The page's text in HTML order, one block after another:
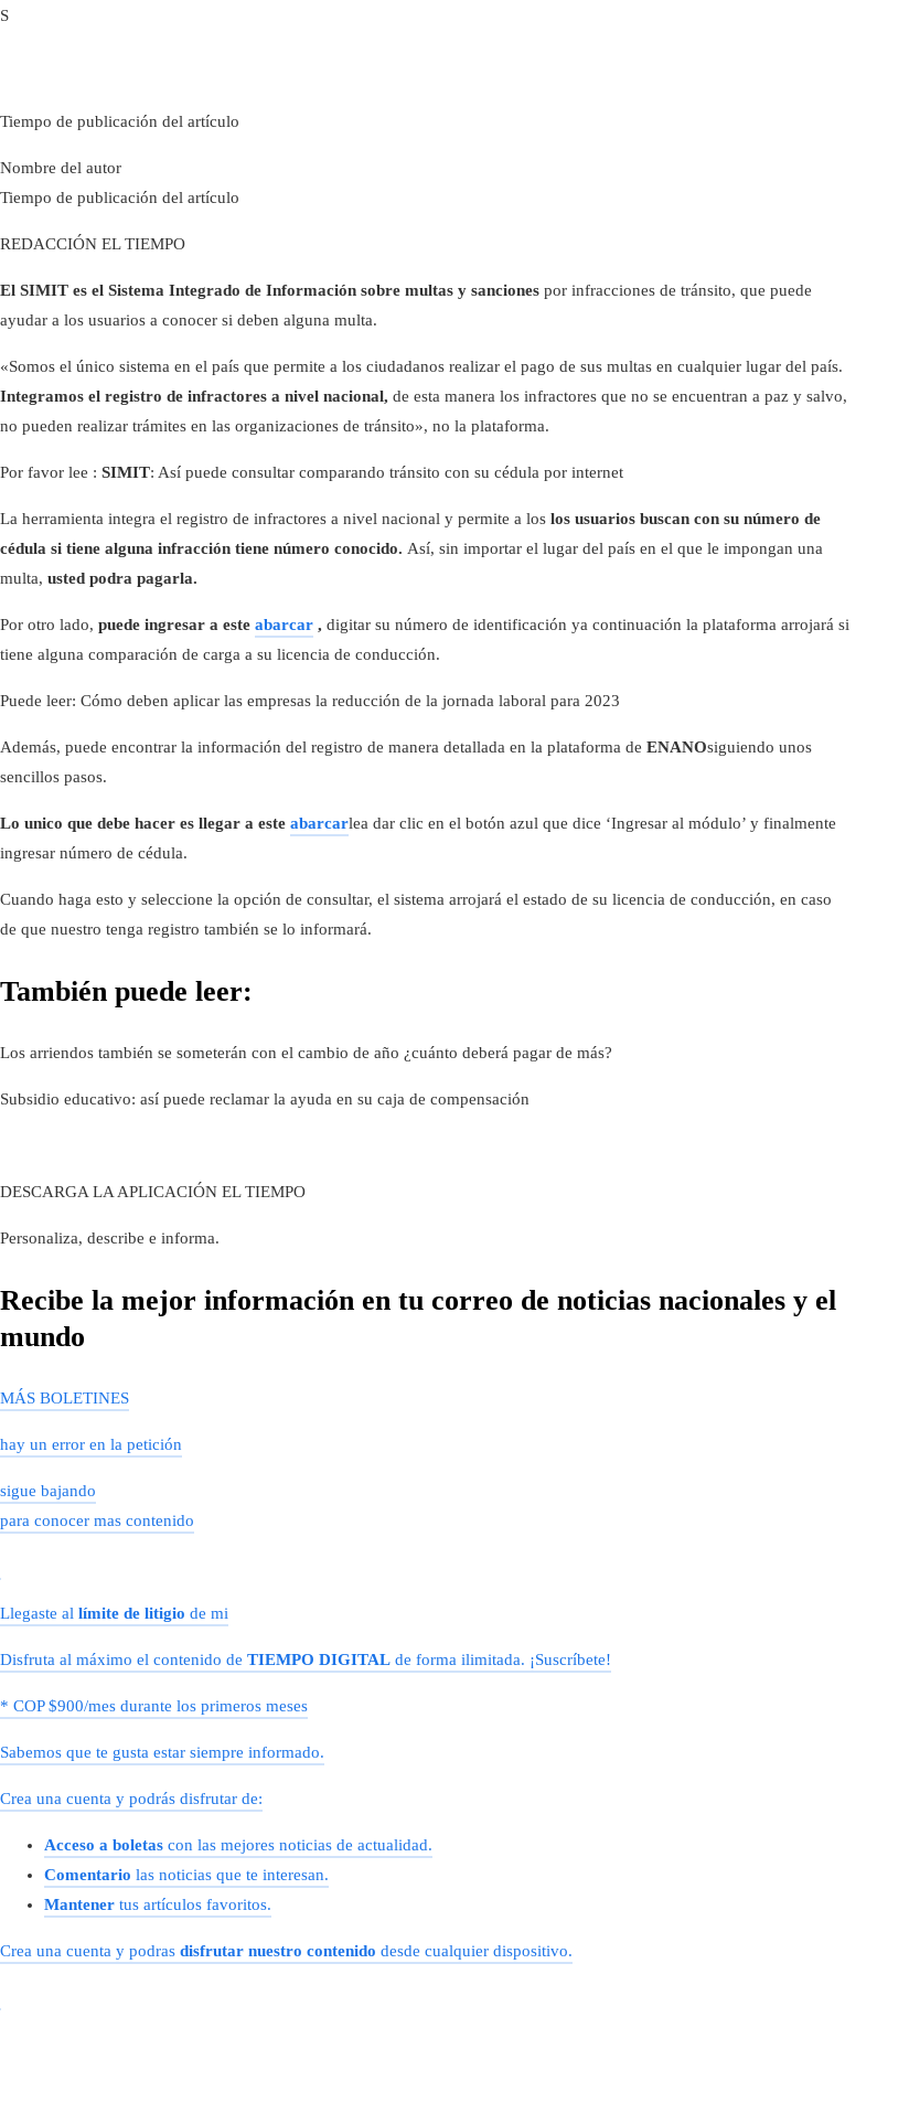
S
Tiempo de publicación del artículo
Nombre del autor
Tiempo de publicación del artículo
REDACCIÓN EL TIEMPO
El SIMIT es el Sistema Integrado de Información sobre multas y sanciones por infracciones de tránsito, que puede
ayudar a los usuarios a conocer si deben alguna multa.
«Somos el único sistema en el país que permite a los ciudadanos realizar el pago de sus multas en cualquier lugar del país.
Integramos el registro de infractores a nivel nacional, de esta manera los infractores que no se encuentran a paz y salvo,
no pueden realizar trámites en las organizaciones de tránsito», no la plataforma.
Por favor lee : SIMIT: Así puede consultar comparando tránsito con su cédula por internet
La herramienta integra el registro de infractores a nivel nacional y permite a los los usuarios buscan con su número de
cédula si tiene alguna infracción tiene número conocido. Así, sin importar el lugar del país en el que le impongan una
multa, usted podra pagarla.
Por otro lado, puede ingresar a este abarcar , digitar su número de identificación ya continuación la plataforma arrojará si
tiene alguna comparación de carga a su licencia de conducción.
Puede leer: Cómo deben aplicar las empresas la reducción de la jornada laboral para 2023
Además, puede encontrar la información del registro de manera detallada en la plataforma de ENANOsiguiendo unos
sencillos pasos.
Lo unico que debe hacer es llegar a este abarcarlea dar clic en el botón azul que dice ‘Ingresar al módulo’ y finalmente
ingresar número de cédula.
Cuando haga esto y seleccione la opción de consultar, el sistema arrojará el estado de su licencia de conducción, en caso
de que nuestro tenga registro también se lo informará.
También puede leer:
Los arriendos también se someterán con el cambio de año ¿cuánto deberá pagar de más?
Subsidio educativo: así puede reclamar la ayuda en su caja de compensación
DESCARGA LA APLICACIÓN EL TIEMPO
Personaliza, describe e informa.
Recibe la mejor información en tu correo de noticias nacionales y el
mundo
MÁS BOLETINES
hay un error en la petición
sigue bajando
para conocer mas contenido
Llegaste al límite de litigio de mi
Disfruta al máximo el contenido de TIEMPO DIGITAL de forma ilimitada. ¡Suscríbete!
* COP $900/mes durante los primeros meses
Sabemos que te gusta estar siempre informado.
Crea una cuenta y podrás disfrutar de:
Acceso a boletas con las mejores noticias de actualidad.
Comentario las noticias que te interesan.
Mantener tus artículos favoritos.
Crea una cuenta y podras disfrutar nuestro contenido desde cualquier dispositivo.